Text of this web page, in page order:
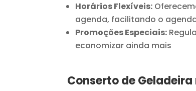
Horários Flexíveis:
agenda, facilitando o
Promoções Especiais:
economizar ainda mais
Conserto de Geladeira